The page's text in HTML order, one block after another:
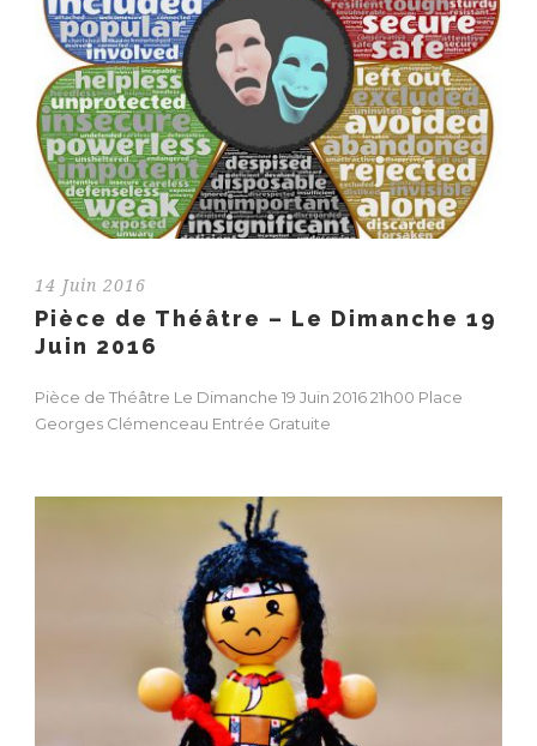
14 Juin 2016
Pièce de Théâtre – Le Dimanche 19
Juin 2016
Pièce de Théâtre Le Dimanche 19 Juin 2016 21h00 Place
Georges Clémenceau Entrée Gratuite